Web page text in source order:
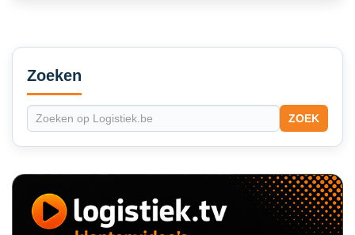
Secondary
Sidebar
Zoeken
ZOEK